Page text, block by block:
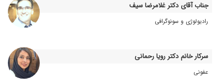
۱۳۹۹/۱۱/۰۳
۱۴۰۰/۰۹/۱۶
۱۴۰۲/۰۳/۰۲
۱۴۰۴/۰۲/۳۰
جناب آقای دکتر غلامرضا سیف
رادیولوژی و سونوگرافی
سرکار خانم دکتر رویا رحمانی
عفونی